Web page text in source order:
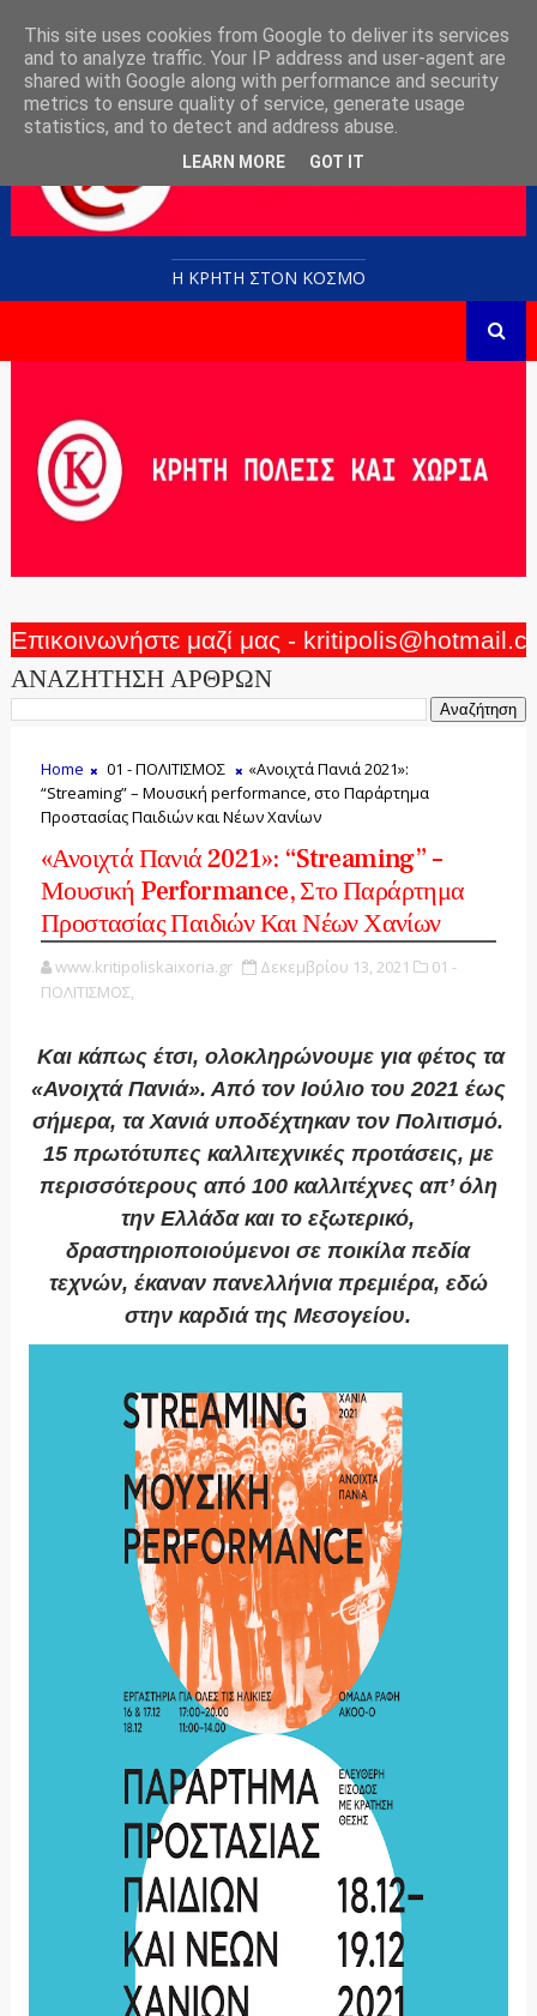
Η ΚΡΗΤΗ ΣΤΟN KOΣΜΟ
Επικοινωνήστε μαζί μας -
ΑΝΑΖΗΤΗΣΗ ΑΡΘΡΩΝ
Home 01 - ΠΟΛΙΤΙΣΜΟΣ
«Ανοιχτά Πανιά 2021»:
“Streaming” – Μουσική performance, στο Παράρτημα
Προστασίας Παιδιών και Νέων Χανίων
«Ανοιχτά Πανιά 2021»: “Streaming” –
Μουσική Performance, Στο Παράρτημα
Προστασίας Παιδιών Και Νέων Χανίων
www.kritipoliskaixoria.gr Δεκεμβρίου 13, 2021
01 -
ΠΟΛΙΤΙΣΜΟΣ,
Και κάπως έτσι, ολοκληρώνουμε για φέτος τα
«Ανοιχτά Πανιά». Από τον Ιούλιο του 2021 έως
σήμερα, τα Χανιά υποδέχτηκαν τον Πολιτισμό.
15 πρωτότυπες καλλιτεχνικές προτάσεις, με
περισσότερους από 100 καλλιτέχνες απ’ όλη
την Ελλάδα και το εξωτερικό,
δραστηριοποιούμενοι σε ποικίλα πεδία
τεχνών, έκαναν πανελλήνια πρεμιέρα, εδώ
στην καρδιά της Μεσογείου.
This site uses cookies from Google to deliver its services
and to analyze traffic. Your IP address and user-agent are
shared with Google along with performance and security
metrics to ensure quality of service, generate usage
statistics, and to detect and address abuse.
LEARN MORE GOT IT